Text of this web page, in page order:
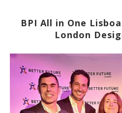
BPI All in One
London